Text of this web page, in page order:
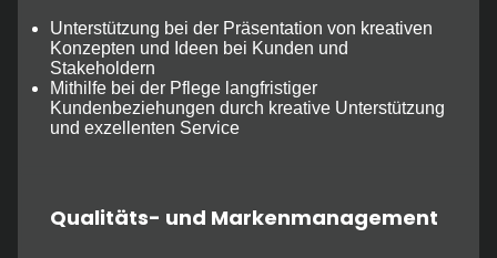
Unterstützung bei der Präsentation von kreativen
Konzepten und Ideen bei Kunden und
Stakeholdern
Mithilfe bei der Pflege langfristiger
Kundenbeziehungen durch kreative Unterstützung
und exzellenten Service
Qualitäts- und Markenmanagement